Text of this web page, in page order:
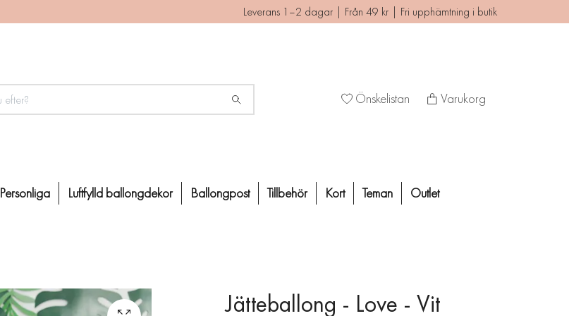
Leverans 1–2 dagar | Från 49 kr | Fri upphämtning i butik
Önskelistan Varukorg
Personliga Luftfylld ballongdekor Ballongpost Tillbehör Kort Teman Outlet
Jätteballong - Love - Vit